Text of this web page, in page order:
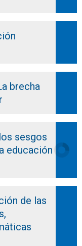
brecha
sesgos
educación
de las